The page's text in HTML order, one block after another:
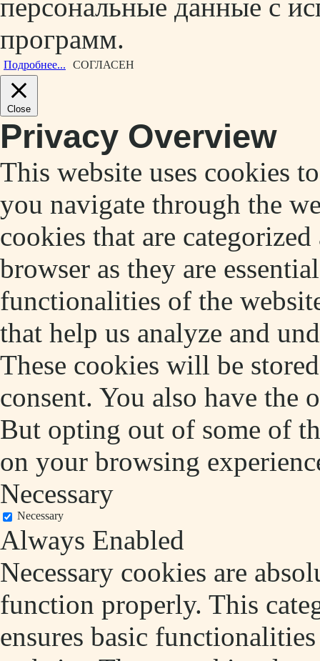
персональные данные с
программ.
Подробнее... СОГЛАСЕН
Close
Privacy Overview
This website uses cookies
you navigate through the
cookies that are
browser as they are
functionalities of the
that help us analyze and
These cookies will be
consent. You also have the
But opting out of some of
on your browsing
Necessary
Necessary
Always Enabled
Necessary cookies are
function properly. This
ensures basic